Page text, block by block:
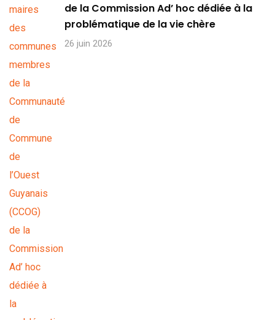
de la Commission Ad’ hoc dédiée à la
problématique de la vie chère
26 juin 2026